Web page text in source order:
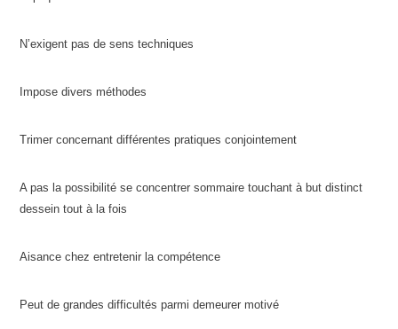
N’exigent pas de sens techniques
Impose divers méthodes
Trimer concernant différentes pratiques conjointement
A pas la possibilité se concentrer sommaire touchant à but distinct
dessein tout à la fois
Aisance chez entretenir la compétence
Peut de grandes difficultés parmi demeurer motivé